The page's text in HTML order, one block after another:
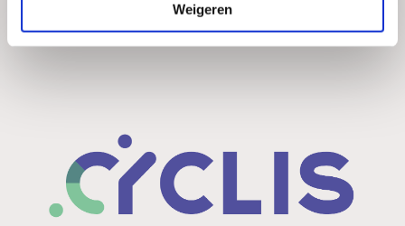
Weigeren